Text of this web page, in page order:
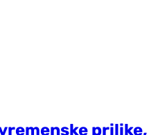
prilike,